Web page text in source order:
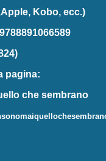
Kobo, ecc.)
pagina:
che sembrano